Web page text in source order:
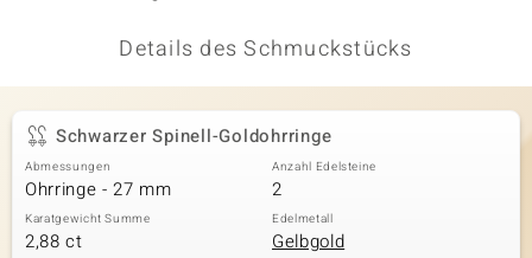
Classics
Details des Schmuckstücks
Schwarzer Spinell-Goldohrringe
Abmessungen
Ohrringe - 27 mm
Anzahl Edelsteine
2
Karatgewicht Summe
2,88 ct
Edelmetall
Gelbgold